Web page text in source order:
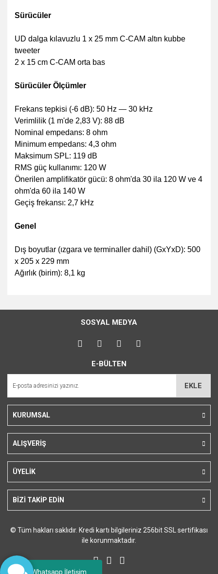
Whatsapp İletişim
Sürücüler
UD dalga kılavuzlu 1 x 25 mm C-CAM altın kubbe
tweeter
2 x 15 cm C-CAM orta bas
Sürücüler Ölçümler
Frekans tepkisi (-6 dB): 50 Hz — 30 kHz
Verimlilik (1 m'de 2,83 V): 88 dB
Nominal empedans: 8 ohm
Minimum empedans: 4,3 ohm
Maksimum SPL: 119 dB
RMS güç kullanımı: 120 W
Önerilen amplifikatör gücü: 8 ohm'da 30 ila 120 W ve 4
ohm'da 60 ila 140 W
Geçiş frekansı: 2,7 kHz
Genel
Dış boyutlar (ızgara ve terminaller dahil) (GxYxD): 500
x 205 x 229 mm
Ağırlık (birim): 8,1 kg
konularda yetersiz gördüğünüz noktaları öneri formunu
kullanarak tarafımıza iletebilirsiniz.
Görüş ve önerileriniz için teşekkür ederiz.
Ürün açıklamasında eksik bilgiler bulunuyor.
Bu ürüne benzer farklı alternatifler olmalı.
SOSYAL MEDYA
E-BÜLTEN
EKLE
KURUMSAL
ALIŞVERİŞ
ÜYELİK
BİZİ TAKİP EDİN
© Tüm hakları saklıdır. Kredi kartı bilgileriniz 256bit SSL sertifikası
ile korunmaktadır.